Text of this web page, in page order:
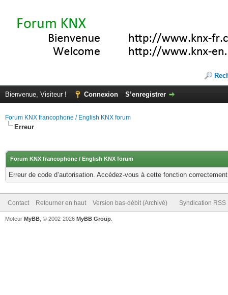
Bienvenue, Visiteur ! Connexion S’enregistrer
Forum KNX francophone / English KNX forum
Erreur
Forum KNX francophone / English KNX forum
Erreur de code d’autorisation. Accédez-vous à cette fonction
Contact Retourner en haut Version bas-débit (Archivé) Syndication RSS
Moteur MyBB , © 2002-2026 MyBB Group